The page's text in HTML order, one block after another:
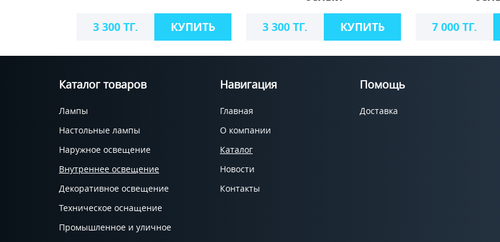
3 300 ТГ. КУПИТЬ
3 300 ТГ.
КУПИТЬ
7 000 ТГ.
Каталог товаров
Лампы
Настольные лампы
Наружное освещение
Внутреннее освещение
Декоративное освещение
Техническое оснащение
Промышленное и уличное
Навигация
Главная
О компании
Каталог
Новости
Контакты
Помощь
Доставка